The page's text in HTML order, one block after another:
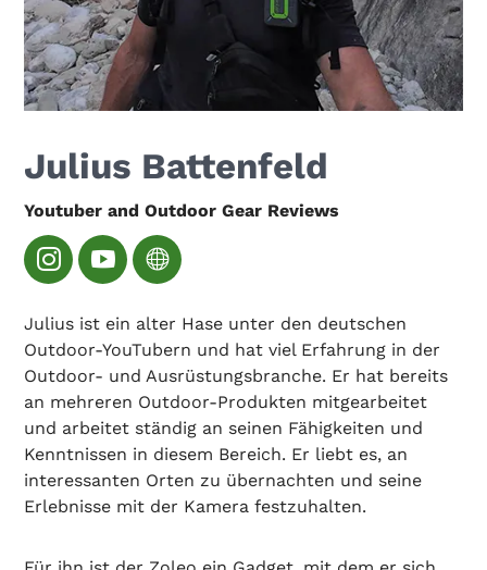
Julius Battenfeld
Youtuber and Outdoor Gear Reviews
Julius ist ein alter Hase unter den deutschen
Outdoor-YouTubern und hat viel Erfahrung in der
Outdoor- und Ausrüstungsbranche. Er hat bereits
an mehreren Outdoor-Produkten mitgearbeitet
und arbeitet ständig an seinen Fähigkeiten und
Kenntnissen in diesem Bereich. Er liebt es, an
interessanten Orten zu übernachten und seine
Erlebnisse mit der Kamera festzuhalten.